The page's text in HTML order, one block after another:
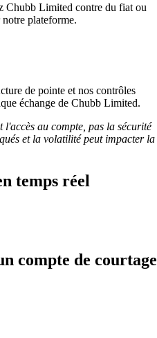
Chubb Limited contre du fiat ou
plateforme.
de pointe et nos contrôles
échange de Chubb Limited.
l'accès au compte, pas la sécurité
et la volatilité peut impacter la
temps réel
compte de courtage